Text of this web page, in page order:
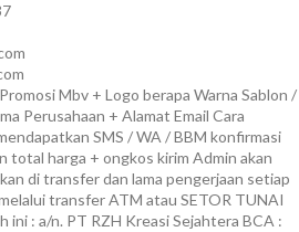
Mbv + Logo berapa Warna Sablon /
Perusahaan + Alamat Email Cara
SMS / WA / BBM konfirmasi
total harga + ongkos kirim Admin akan
di transfer dan lama pengerjaan setiap
transfer ATM atau SETOR TUNAI
ini : a/n. PT RZH Kreasi Sejahtera BCA :